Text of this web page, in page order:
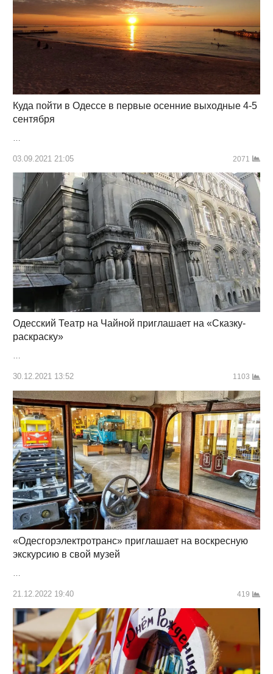
Куда пойти в Одессе в первые осенние выходные 4-5
сентября
03.09.2021 21:05 2071
Одесский Театр на Чайной приглашает на «Сказку-
раскраску»
30.12.2021 13:52 1103
«Одесгорэлектротранс» приглашает на воскресную
экскурсию в свой музей
…
21.12.2022 19:40 419